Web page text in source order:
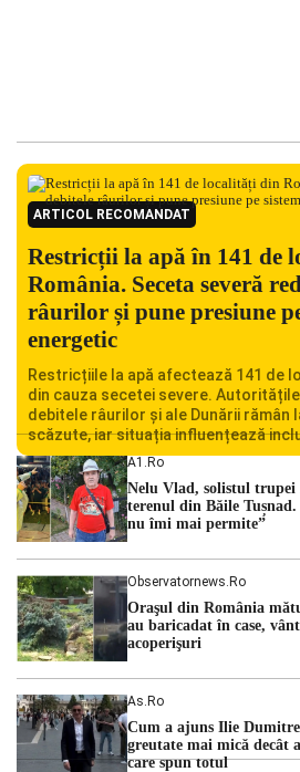
ARTICOL RECOMANDAT
Restricții la apă în 141 de
România. Seceta severă
râurilor și pune presiune
energetic
Restricțiile la apă afectează 141 de
din cauza secetei severe.
debitele râurilor și ale Dunării rămân
scăzute, iar situația influențează
Centralei Nucleare de la Cernavodă.
cu una dintre cele mai dificile
hidrologic din ultimii ani. Lipsa […]
A1.ro
Nelu Vlad, solistul trupei
terenul din Băile
nu îmi mai permite”
Observatornews.ro
Oraşul din România
au baricadat în case,
acoperişuri
As.ro
Cum a ajuns Ilie
greutate mai mică decât
care spun totul